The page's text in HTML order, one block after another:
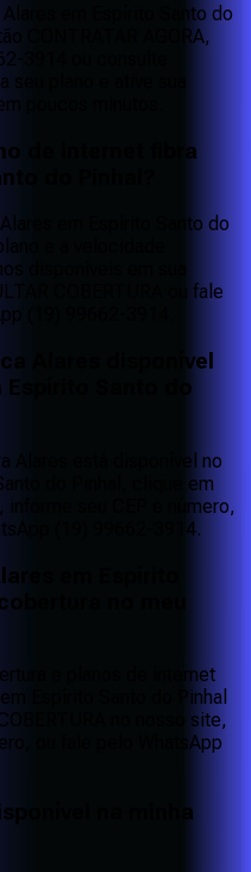
em Espírito Santo do
CONTRATAR AGORA,
3914 ou consulte
seu plano e ative sua
poucos minutos.
de internet fibra
do Pinhal?
em Espírito Santo do
e a velocidade
disponíveis em sua
COBERTURA ou fale
(19) 99662-3914.
Alares disponível
Espírito Santo do
Alares está disponível no
do Pinhal, clique em
informe seu CEP e número,
(19) 99662-3914.
em Espírito
no meu
e planos de internet
Espírito Santo do Pinhal
no nosso site,
ou fale pelo WhatsApp
na minha